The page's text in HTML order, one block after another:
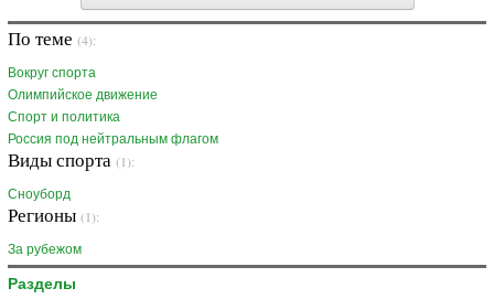
По теме (4):
Вокруг спорта
Олимпийское движение
Спорт и политика
Россия под нейтральным флагом
Виды спорта (1):
Сноуборд
Регионы (1):
За рубежом
Разделы